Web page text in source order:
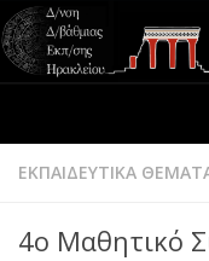
ΕΚΠΑΙΔΕΥΤΙΚΑ
4ο Μαθητικό